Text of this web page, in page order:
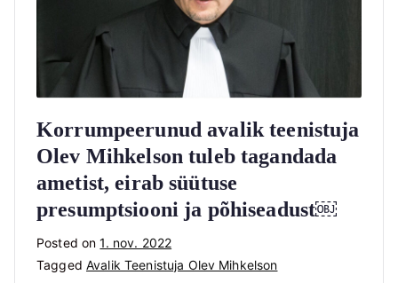
Korrumpeerunud avalik teenistuja
Olev Mihkelson tuleb tagandada
ametist, eirab süütuse
presumptsiooni ja põhiseadust￼
Posted on1. nov. 2022
Tagged Avalik Teenistuja Olev Mihkelson